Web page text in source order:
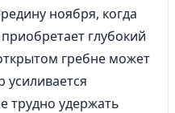
ноября, когда
глубокий
гребне может
усиливается
трудно удержать